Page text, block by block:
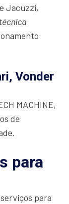
Jacuzzi,
Vonder
MACHINE,
de
para
para